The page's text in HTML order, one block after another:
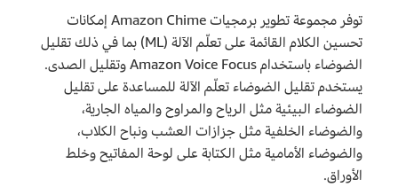
توفر مجموعة تطوير برمجيات Amazon Chime إمكانات
تحسين الكلام القائمة على تعلّم الآلة (ML) بما في ذلك تقليل
الضوضاء باستخدام Amazon Voice Focus وتقليل الصدى.
يستخدم تقليل الضوضاء تعلّم الآلة للمساعدة على تقليل
الضوضاء البيئية مثل الرياح والمراوح والمياه الجارية،
والضوضاء الخلفية مثل جزازات العشب ونباح الكلاب،
والضوضاء الأمامية مثل الكتابة على لوحة المفاتيح وخلط
الأوراق.